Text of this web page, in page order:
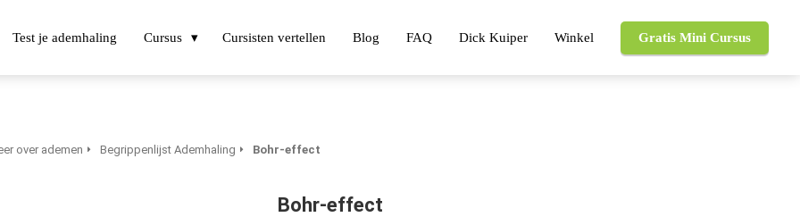
Test je ademhaling Cursus Cursisten vertellen Blog FAQ Dick Kuiper Winkel Gratis Mini Cursus
over ademen Begrippenlijst Ademhaling Bohr-effect
Bohr-effect